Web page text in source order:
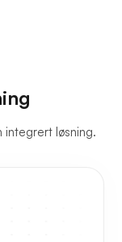
integrert løsning.